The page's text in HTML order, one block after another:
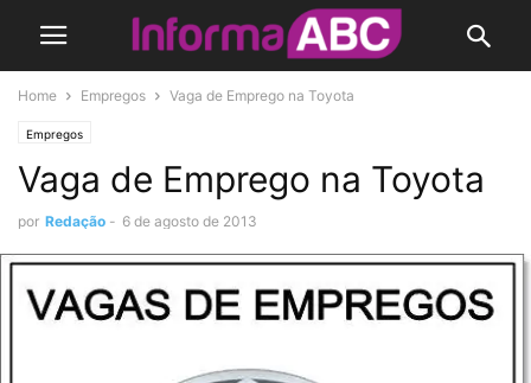
Home Empregos Vaga de Emprego na Toyota
Empregos
Vaga de Emprego na Toyota
por Redação - 6 de agosto de 2013